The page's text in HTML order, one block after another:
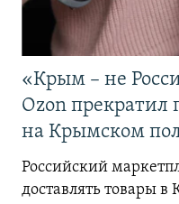
«Крым – не
Ozon прекратил
на Крымском
Российский
доставлять товары